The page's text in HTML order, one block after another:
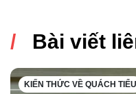
Bài viết
KIẾN THỨC VỀ QUÁCH TIỂU